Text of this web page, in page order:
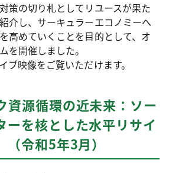
策の切り札としてリユースが果た
介し、サーキュラーエコノミーへ
高めていくことを目的として、オ
を開催しました。
ブ映像をご覧いただけます。
資源循環の近未来：ソー
ーを核とした水平リサイ
令和5年3月）